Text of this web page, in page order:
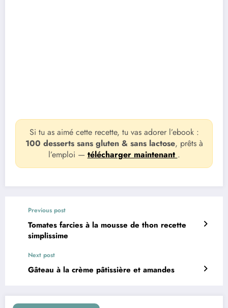
Si tu as aimé cette recette, tu vas adorer l’ebook :
100 desserts sans gluten & sans lactose, prêts à
l’emploi — télécharger maintenant .
Previous post
Tomates farcies à la mousse de thon recette
simplissime
Next post
Gâteau à la crème pâtissière et amandes